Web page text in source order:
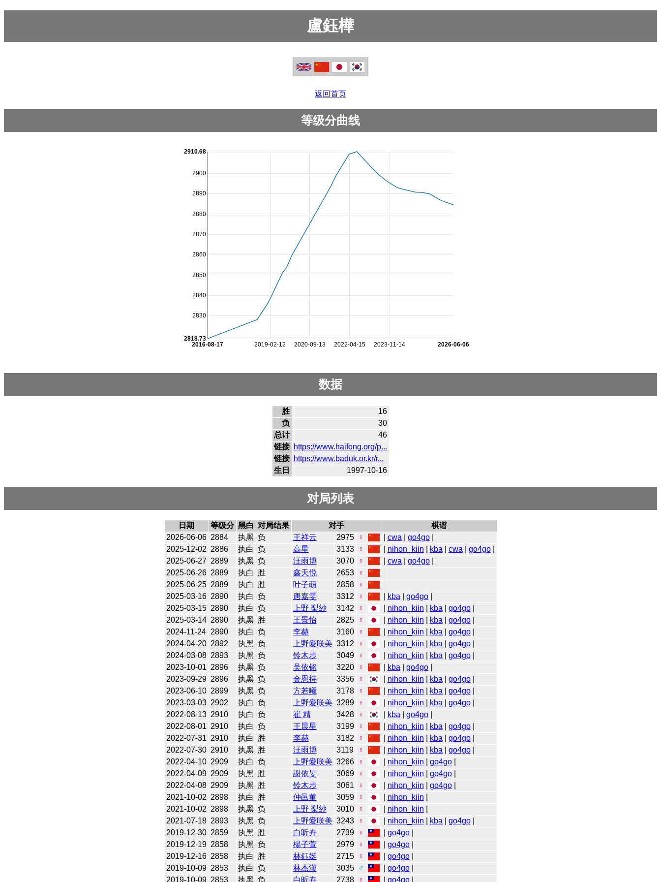
盧鈺樺
返回首页
等级分曲线
2019-02-12 2020-09-13 2022-04-15 2023-11-14
2016-08-17 2026-06-06
2830
2840
2850
2860
2870
2880
2890
2900
2818.73
2910.68
数据
胜
16
负
30
总计
46
链接 https://www.haifong.org/p...
链接 https://www.baduk.or.kr/r...
生日
1997-10-16
对局列表
日期 等级分 黑白 对局结果 对手
棋谱
2026-06-06 2884 执黑 负 王祥云 2975 ♀ cwa go4go|
2025-12-02 2886 执白 负 高星 3133 ♀ nihon_kiin kba cwa go4go|
2025-06-27 2889 执黑 负 汪雨博 3070 ♀ cwa go4go|
2025-06-26 2889 执白 胜 鑫天悦 2653
♀
2025-06-25 2889 执白 胜 叶子萌 2858
♀
2025-03-16 2890 执白 负 唐嘉雯 3312 ♀ kba go4go|
2025-03-15 2890 执白 负 上野 梨紗 3142 ♀ nihon_kiin kba go4go|
2025-03-14 2890 执黑 胜 王景怡 2825 ♀ nihon_kiin kba go4go|
2024-11-24
2890 执白 负 李赫 3160 ♀ nihon_kiin kba go4go|
2024-04-20 2892 执黑 负 上野愛咲美 3312 ♀ nihon_kiin kba go4go|
2024-03-08 2893 执黑 负 铃木步 3049 ♀ nihon_kiin kba go4go|
2023-10-01 2896 执黑 负 吴依铭 3220 ♀ kba go4go|
2023-09-29 2896 执黑 负 金恩持 3356 ♀ nihon_kiin kba go4go|
2023-06-10 2899 执黑 负 方若曦 3178 ♀ nihon_kiin kba go4go|
2023-03-03 2902 执白 负 上野愛咲美 3289 ♀ nihon_kiin kba go4go|
2022-08-13 2910 执白 负 崔 精 3428 ♀ kba go4go|
2022-08-01 2910 执白 负 王晨星 3199 ♀ nihon_kiin kba go4go|
2022-07-31 2910 执白 胜 李赫 3182 ♀ nihon_kiin kba go4go|
2022-07-30 2910 执黑 胜 汪雨博 3119 ♀ nihon_kiin kba go4go|
2022-04-10 2909 执白 负 上野愛咲美 3266 ♀ nihon_kiin go4go|
2022-04-09 2909 执黑 胜 謝依旻 3069 ♀ nihon_kiin go4go|
2022-04-08 2909 执黑 胜 铃木步 3061 ♀ nihon_kiin go4go|
2021-10-02 2898 执白 胜 仲邑菫 3059 ♀ nihon_kiin
2021-10-02 2898 执黑 负 上野 梨紗 3010 ♀ nihon_kiin
2021-07-18 2893 执黑 负 上野愛咲美 3243 ♀ nihon_kiin kba go4go|
2019-12-30 2859 执黑 胜 白昕卉 2739 ♀ go4go|
2019-12-19 2858 执黑 负 楊子萱 2979 ♀ go4go|
2019-12-16 2858 执白 胜 林鈺娗 2715 ♀ go4go|
2019-10-09 2853 执白 负 林杰漢 3035 ♂ go4go|
2019-10-09 2853 执黑 负 白昕卉 2738 ♀ go4go|